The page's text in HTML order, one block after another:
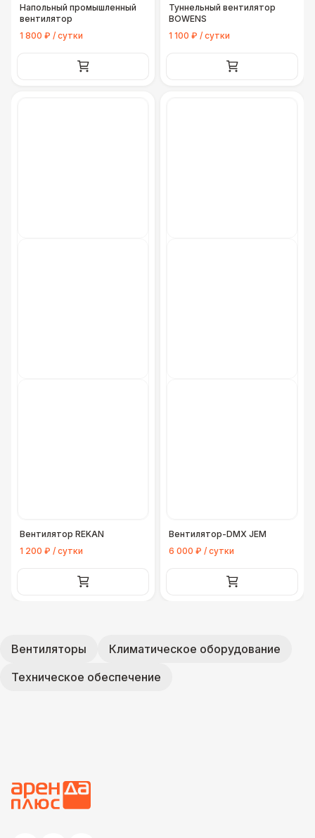
Напольный промышленный
вентилятор
1 800 ₽ / сутки
Туннельный вентилятор
BOWENS
1 100 ₽ / сутки
Вентилятор REKAN
1 200 ₽ / сутки
Вентилятор-DMX JEM
6 000 ₽ / сутки
Вентиляторы
Климатическое оборудование
Техническое обеспечение